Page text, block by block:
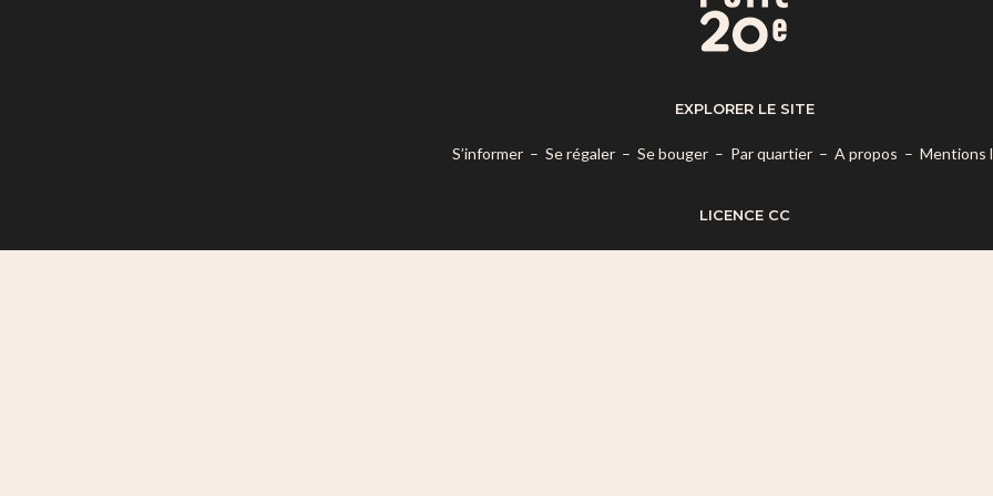
EXPLORER LE SITE
S’informer– Se régaler– Se bouger– Par quartier– A propos – Mentions
LICENCE CC